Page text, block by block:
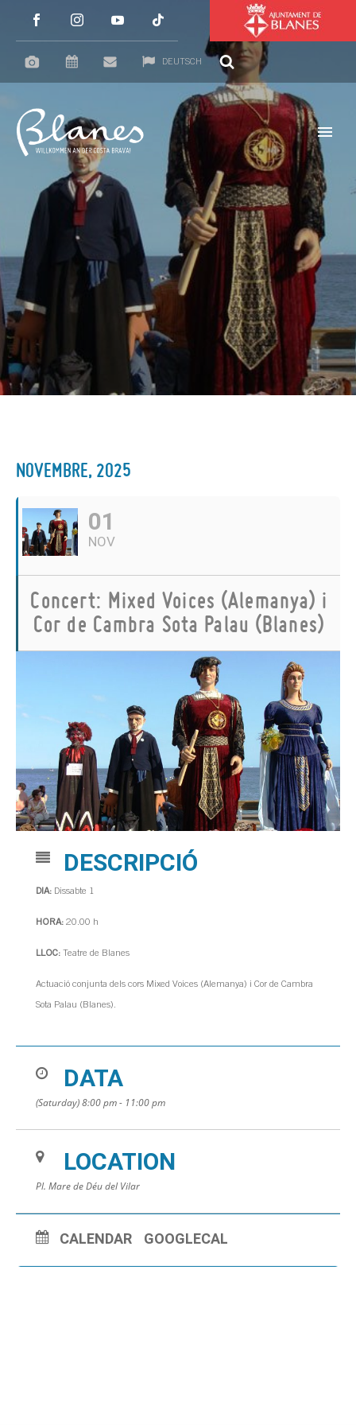
DEUTSCH
NOVEMBRE, 2025
01
NOV
Concert: Mixed Voices (Alemanya) i
Cor de Cambra Sota Palau (Blanes)
DESCRIPCIÓ
DIA: Dissabte 1
HORA: 20.00 h
LLOC: Teatre de Blanes
Actuació conjunta dels cors Mixed Voices (Alemanya) i Cor de Cambra
Sota Palau (Blanes).
DATA
(Saturday) 8:00 pm - 11:00 pm
LOCATION
Pl. Mare de Déu del Vilar
CALENDAR GOOGLECAL